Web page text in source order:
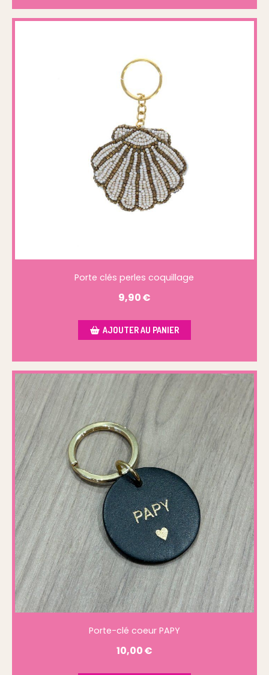
Porte clés perles coquillage
9,90€
AJOUTER AU PANIER
Porte-clé coeur PAPY
10,00€